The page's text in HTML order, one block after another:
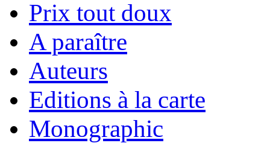
Prix tout doux
A paraître
Auteurs
Editions à la carte
Monographic